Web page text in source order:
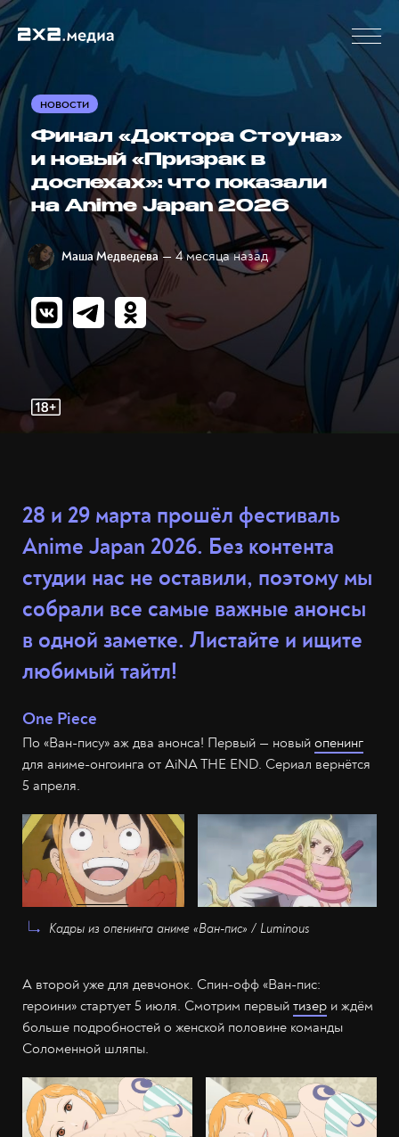
НОВОСТИ
Финал «Доктора Стоуна»
и новый «Призрак в
доспехах»: что показали
на Anime Japan 2026
Маша Медведева — 4 месяца назад
28 и 29 марта прошёл фестиваль
Anime Japan 2026. Без контента
студии нас не оставили, поэтому мы
собрали все самые важные анонсы
в одной заметке. Листайте и ищите
любимый тайтл!
One Piece
По «Ван-пису» аж два анонса! Первый — новый опенинг
для аниме-онгоинга от AiNA THE END. Сериал вернётся
5 апреля.
Кадры из опенинга аниме «Ван-пис» / Luminous
А второй уже для девчонок. Спин-офф «Ван-пис:
героини» стартует 5 июля. Смотрим первый тизер и ждём
больше подробностей о женской половине команды
Соломенной шляпы.